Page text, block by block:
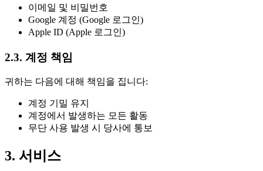
이메일 및 비밀번호
Google 계정 (Google 로그인)
Apple ID (Apple 로그인)
2.3. 계정 책임
귀하는 다음에 대해 책임을 집니다:
계정 기밀 유지
계정에서 발생하는 모든 활동
무단 사용 발생 시 당사에 통보
3. 서비스